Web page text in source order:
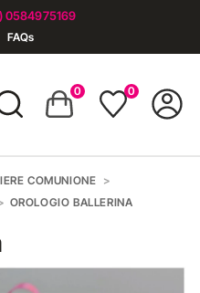
0584975169
FAQs
0 0
COMUNIONE
OROLOGIO BALLERINA